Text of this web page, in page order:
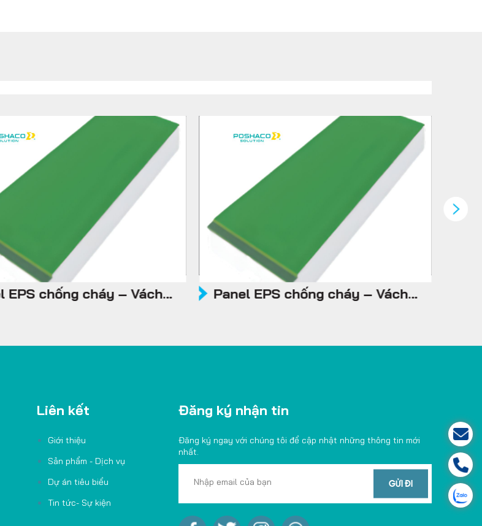
EPS chống cháy – Vách
Panel EPS chống cháy – Vách
Liên kết
Giới thiệu
Sản phẩm - Dịch vụ
Dự án tiêu biểu
Tin tức- Sự kiện
Đăng ký nhận tin
Đăng ký ngay với chúng tôi để cập nhật những thông tin mới
nhất.